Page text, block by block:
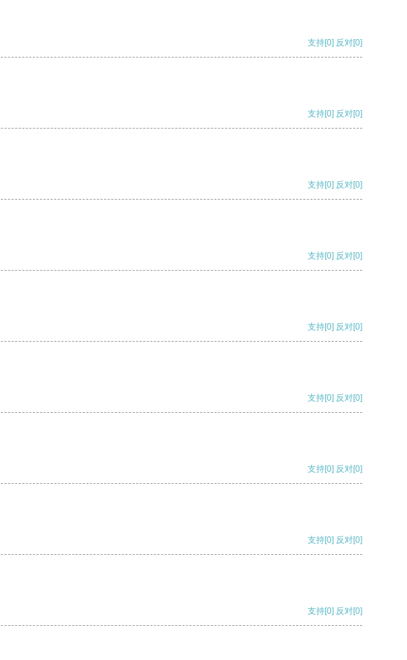
支持[0] 反对[0]
支持[0] 反对[0]
支持[0] 反对[0]
支持[0] 反对[0]
支持[0] 反对[0]
支持[0] 反对[0]
支持[0] 反对[0]
支持[0] 反对[0]
支持[0] 反对[0]